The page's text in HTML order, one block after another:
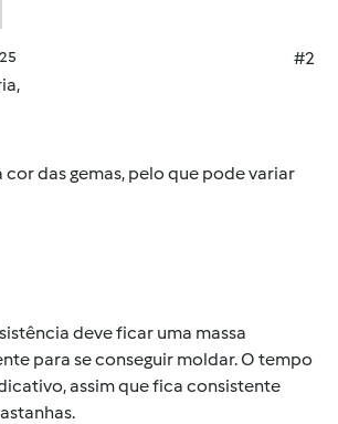
#2
das gemas, pelo que pode variar
deve ficar uma massa
para se conseguir moldar. O tempo
assim que fica consistente